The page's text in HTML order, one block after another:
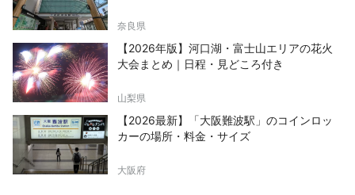
奈良県
【2026年版】河口湖・富士山エリアの花火
大会まとめ｜日程・見どころ付き
山梨県
【2026最新】「大阪難波駅」のコインロッ
カーの場所・料金・サイズ
大阪府